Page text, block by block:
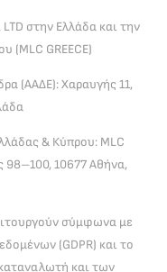
στην Ελλάδα και την
(MLC GREECE)
(ΑΑΔΕ): Χαραυγής 11,
& Κύπρου: MLC
98–100, 10677 Αθήνα,
σύμφωνα με
(GDPR) και το
και των